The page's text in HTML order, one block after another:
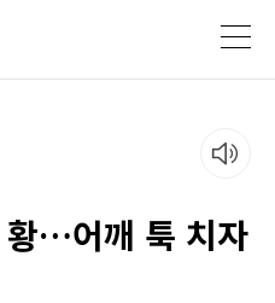
황…어깨 툭 치자